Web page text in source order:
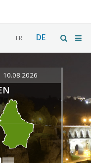
FR DE
10.08.2026